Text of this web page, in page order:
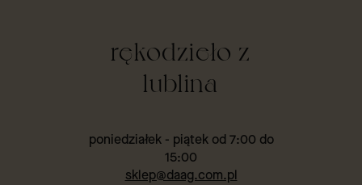
rękodzieło z
lublina
poniedziałek - piątek od 7:00 do
15:00
sklep@daag.com.pl